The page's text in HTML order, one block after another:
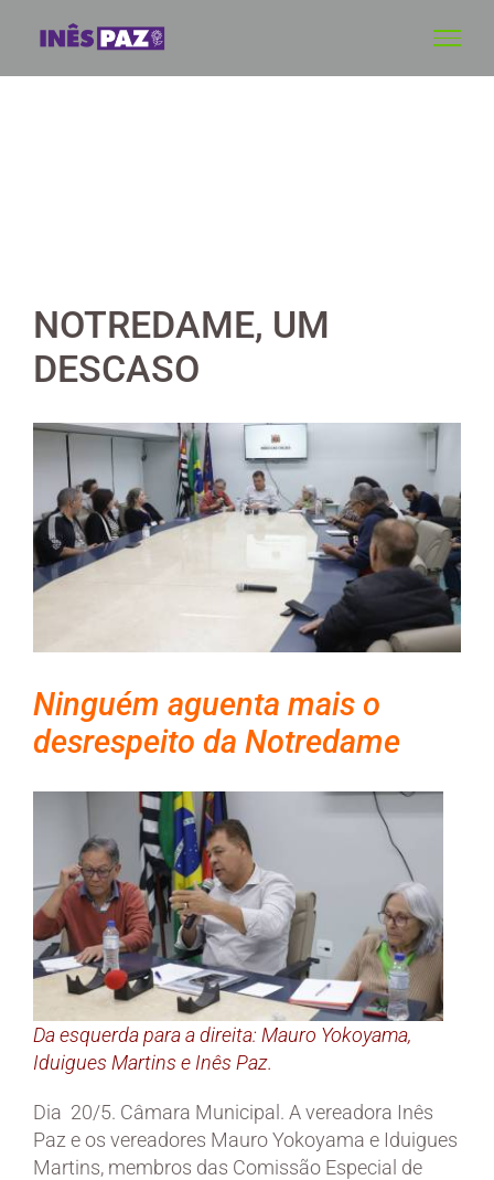
NOTREDAME, UM
DESCASO
View
Larger
Image
Ninguém aguenta mais o
desrespeito da Notredame
Da esquerda para a direita: Mauro Yokoyama,
Iduigues Martins e Inês Paz.
Dia 20/5. Câmara Municipal. A vereadora Inês
Paz e os vereadores Mauro Yokoyama e Iduigues
Martins, membros das Comissão Especial de